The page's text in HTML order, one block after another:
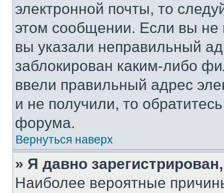
электронной почты, то
этом сообщении. Если вы
вы указали неправильный
заблокирован каким-либо
ввели правильный адрес
и не получили, то
форума.
Вернуться наверх
» Я давно
Наиболее вероятные